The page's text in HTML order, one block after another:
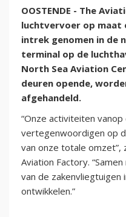
OOSTENDE - The
luchtvervoer op maat
intrek genomen in de
terminal op de
North Sea Aviation
deuren opende,
afgehandeld.
“Onze activiteiten
vertegenwoordigen op
van onze totale omzet”,
Aviation Factory.
van de
ontwikkelen.”